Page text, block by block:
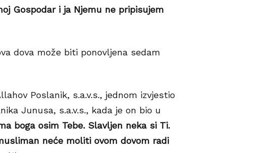
Gospodar i ja Njemu ne pripisujem
dova može biti ponovljena sedam
Poslanik, s.a.v.s., jednom izvjestio
Junusa, s.a.v.s., kada je on bio u
boga osim Tebe. Slavljen neka si Ti.
neće moliti ovom dovom radi